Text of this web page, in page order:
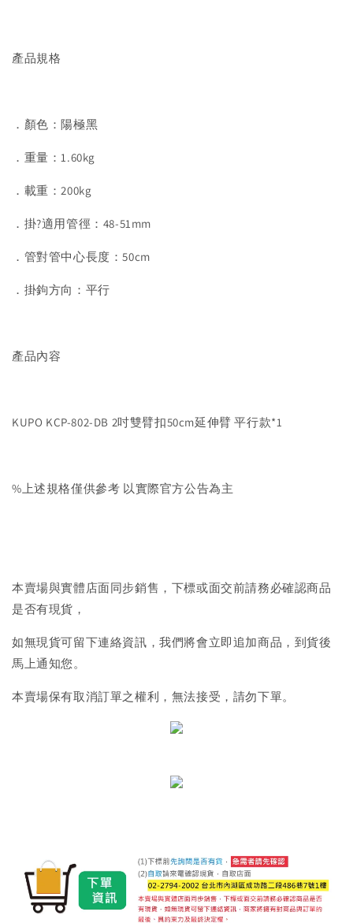
產品規格
．顏色：陽極黑
．重量：1.60kg
．載重：200kg
．掛?適用管徑：48-51mm
．管對管中心長度：50cm
．掛鉤方向：平行
產品內容
KUPO KCP-802-DB 2吋雙臂扣50cm延伸臂 平行款*1
%上述規格僅供參考 以實際官方公告為主
本賣場與實體店面同步銷售，下標或面交前請務必確認商品
是否有現貨，
如無現貨可留下連絡資訊，我們將會立即追加商品，到貨後
馬上通知您。
本賣場保有取消訂單之權利，無法接受，請勿下單。